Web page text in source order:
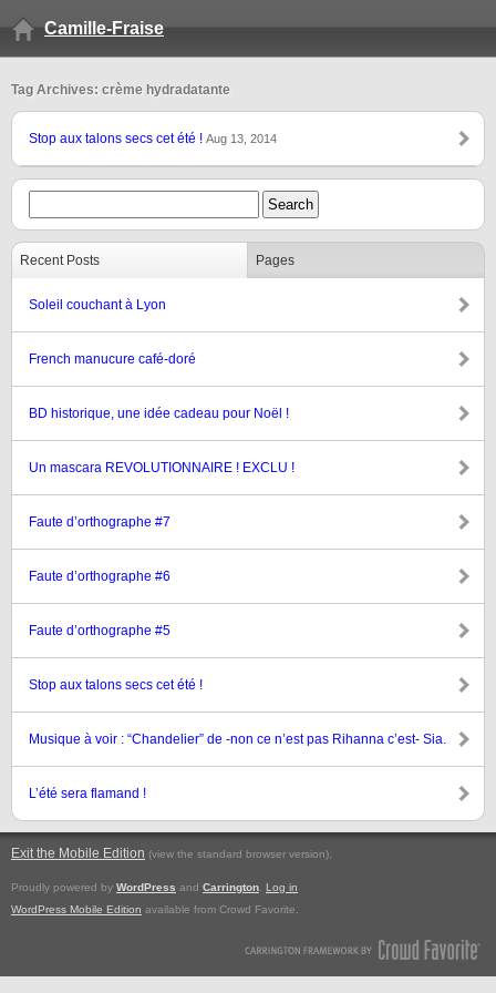
Camille-Fraise
Tag Archives: crème hydradatante
Stop aux talons secs cet été ! Aug 13, 2014
Recent Posts Pages
Soleil couchant à Lyon
French manucure café-doré
BD historique, une idée cadeau pour Noël !
Un mascara REVOLUTIONNAIRE ! EXCLU !
Faute d’orthographe #7
Faute d’orthographe #6
Faute d’orthographe #5
Stop aux talons secs cet été !
Musique à voir : “Chandelier” de -non ce n’est pas Rihanna c’est- Sia.
L’été sera flamand !
Exit the Mobile Edition (view the standard browser version).
Proudly powered by WordPress and Carrington
Log in
WordPress Mobile Edition available from Crowd Favorite.